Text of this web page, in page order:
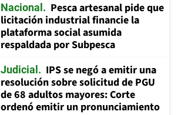
Nacional
Pesca artesanal pide que
licitación industrial financie la
plataforma social asumida
respaldada por Subpesca
Judicial
IPS se negó a emitir una
resolución sobre solicitud de PGU
de 68 adultos mayores: Corte
ordenó emitir un pronunciamiento